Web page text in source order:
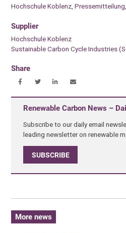
Hochschule Koblenz,
Supplier
Hochschule Koblenz
Sustainable Carbon Cycle Industries
Share
Renewable Carbon News –
Subscribe to our daily email
leading newsletter on renewable
SUBSCRIBE
More news